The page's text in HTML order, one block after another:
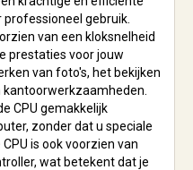
gebruik.
van een kloksnelheid
prestaties voor jouw
van foto's, het bekijken
kantoorwerkzaamheden.
CPU gemakkelijk
zonder dat u speciale
is ook voorzien van
wat betekent dat je